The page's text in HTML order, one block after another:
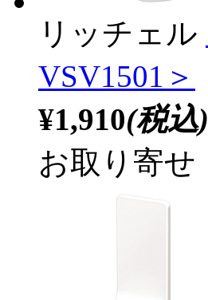
リッチェル
VSV1501＞
¥1,910(税込)
お取り寄せ